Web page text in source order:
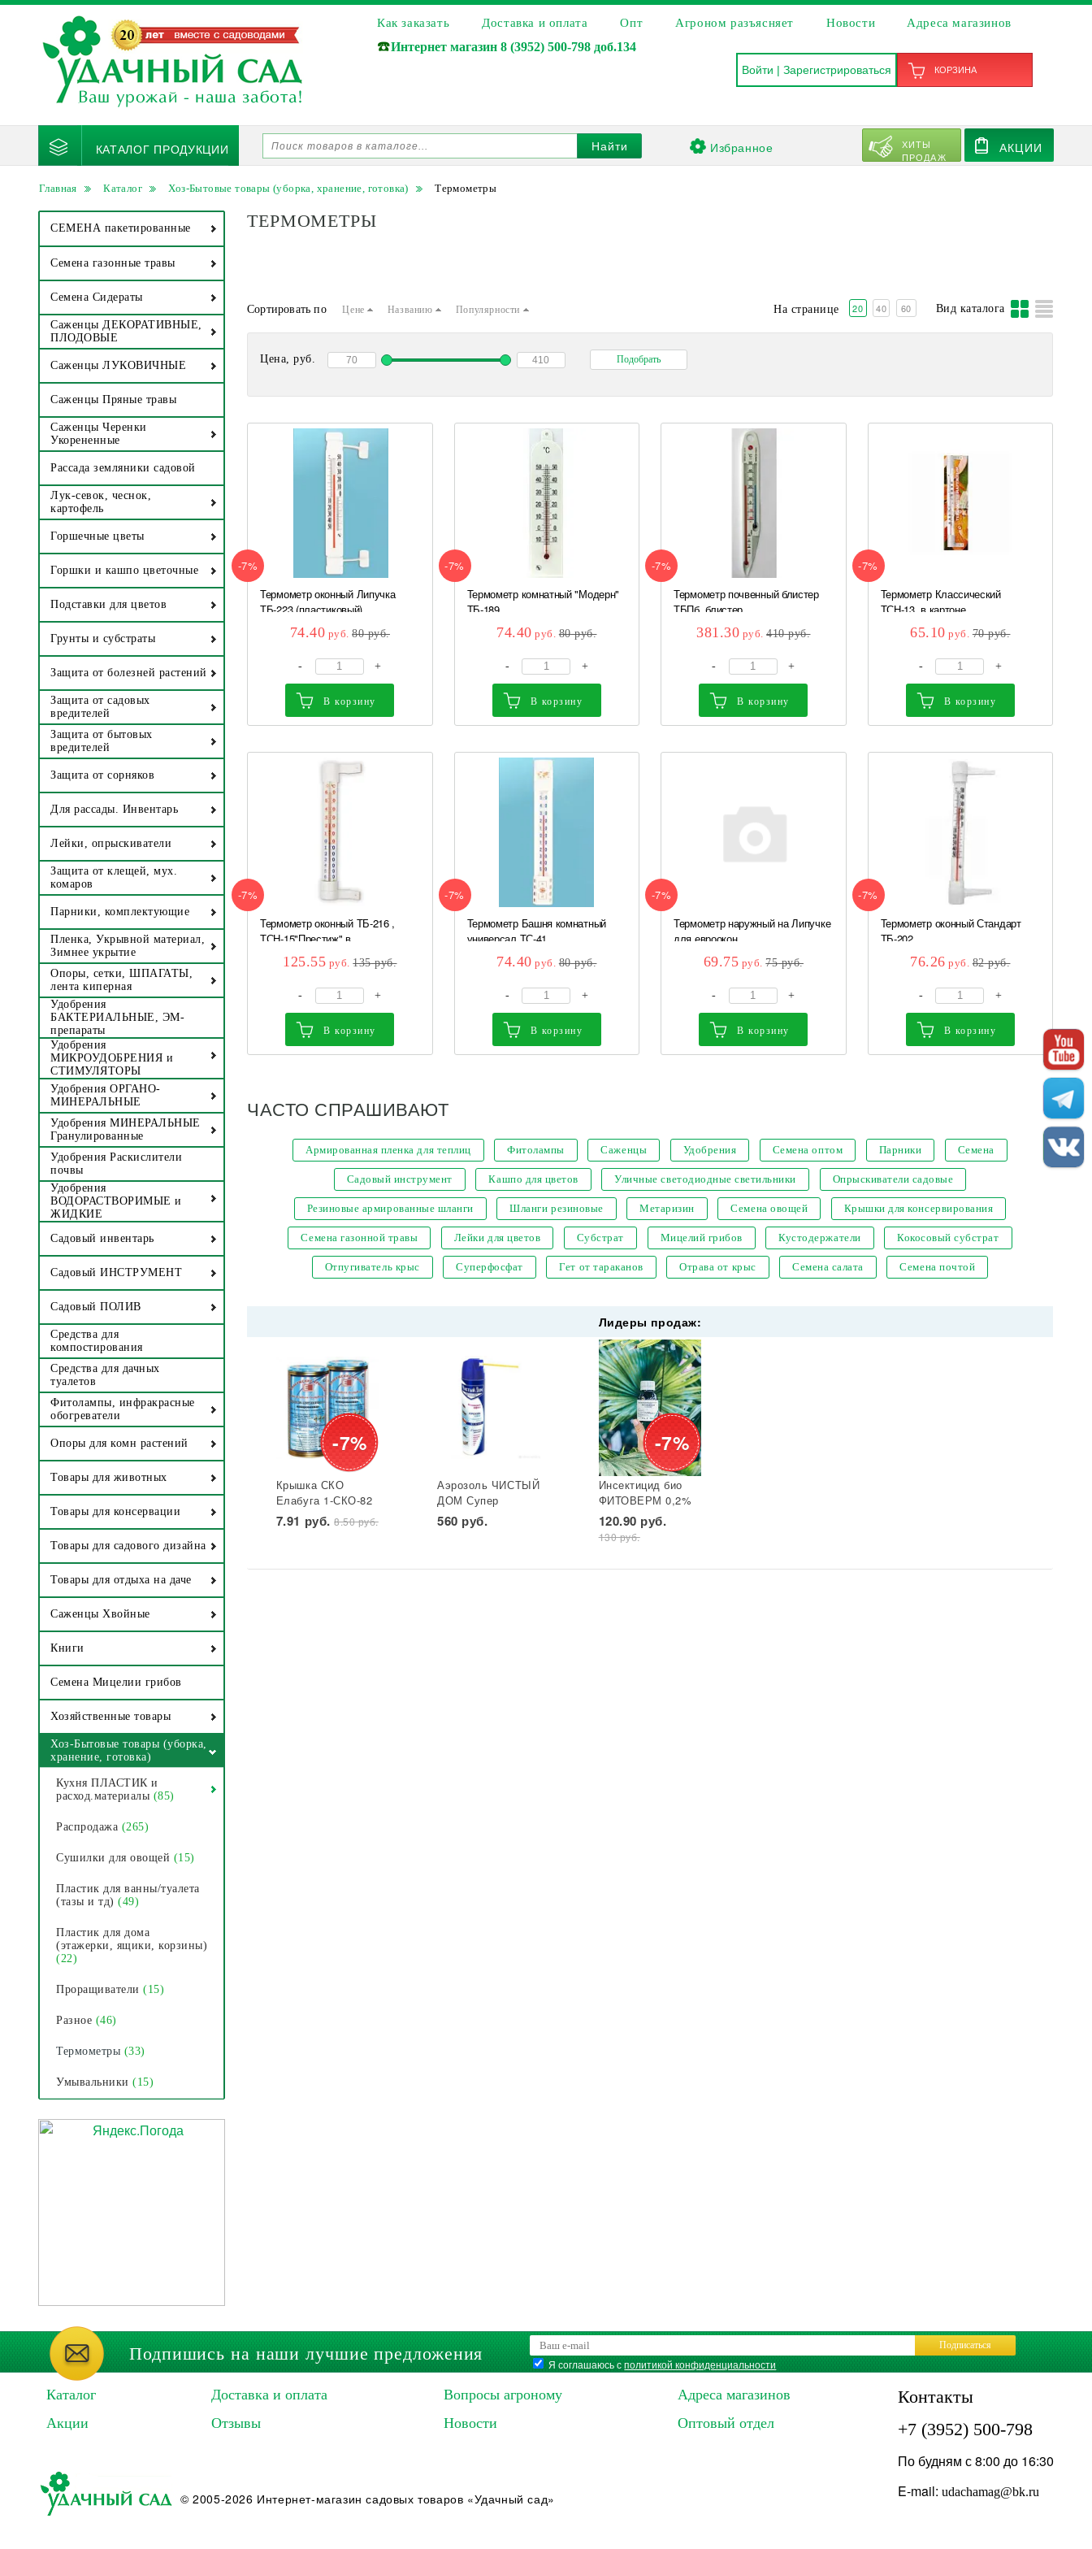
Как заказать Доставка и оплата Опт Агроном разъясняет Новости Адреса магазинов
☎️Интернет магазин 8 (3952) 500-798 доб.134
Войти | Зарегистрироваться КОРЗИНА
КАТАЛОГ ПРОДУКЦИИ Найти Избранное
ХИТЫ
ПРОДАЖ
АКЦИИ
Главная Каталог Хоз-Бытовые товары (уборка, хранение, готовка) Термометры
СЕМЕНА пакетированные
Семена газонные травы
Семена Сидераты
Саженцы ДЕКОРАТИВНЫЕ,
ПЛОДОВЫЕ
Саженцы ЛУКОВИЧНЫЕ
Саженцы Пряные травы
Саженцы Черенки
Укорененные
Рассада земляники садовой
Лук-севок, чеснок,
картофель
Горшечные цветы
Горшки и кашпо цветочные
Подставки для цветов
Грунты и субстраты
Защита от болезней растений
Защита от садовых
вредителей
Защита от бытовых
вредителей
Защита от сорняков
Для рассады. Инвентарь
Лейки, опрыскиватели
Защита от клещей, мух.
комаров
Парники, комплектующие
Пленка, Укрывной материал,
Зимнее укрытие
Опоры, сетки, ШПАГАТЫ,
лента киперная
Удобрения
БАКТЕРИАЛЬНЫЕ, ЭМ-
препараты
Удобрения
МИКРОУДОБРЕНИЯ и
СТИМУЛЯТОРЫ
Удобрения ОРГАНО-
МИНЕРАЛЬНЫЕ
Удобрения МИНЕРАЛЬНЫЕ
Гранулированные
Удобрения Раскислители
почвы
Удобрения
ВОДОРАСТВОРИМЫЕ и
ЖИДКИЕ
Садовый инвентарь
Садовый ИНСТРУМЕНТ
Садовый ПОЛИВ
Средства для
компостирования
Средства для дачных
туалетов
Фитолампы, инфракрасные
обогреватели
Опоры для комн растений
Товары для животных
Товары для консервации
Товары для садового дизайна
Товары для отдыха на даче
Саженцы Хвойные
Книги
Семена Мицелии грибов
Хозяйственные товары
Хоз-Бытовые товары (уборка,
хранение, готовка)
Кухня ПЛАСТИК и
расход.материалы (85)
Распродажа (265)
Сушилки для овощей (15)
Пластик для ванны/туалета
(тазы и тд) (49)
Пластик для дома
(этажерки, ящики, корзины)
(22)
Проращиватели (15)
Разное (46)
Термометры (33)
Умывальники (15)
ТЕРМОМЕТРЫ
Сортировать по Цене Названию Популярности На странице 20 40 60 Вид каталога
Цена, руб.
-7%
Термометр оконный Липучка
ТБ-223 (пластиковый)...
74.40 руб. 80руб.
- +
В корзину
-7%
Термометр комнатный "Модерн"
ТБ-189
74.40 руб. 80руб.
- +
В корзину
-7%
Термометр почвенный блистер
ТБПб, блистер
381.30 руб. 410руб.
- +
В корзину
-7%
Термометр Классический
ТСН-13, в картоне
65.10 руб. 70руб.
- +
В корзину
-7%
Термометр оконный ТБ-216 ,
ТСН-15"Престиж" в...
125.55 руб. 135руб.
- +
В корзину
-7%
Термометр Башня комнатный
универсал ТС-41
74.40 руб. 80руб.
- +
В корзину
-7%
Термометр наружный на Липучке
для евроокон...
69.75 руб. 75руб.
- +
В корзину
-7%
Термометр оконный Стандарт
ТБ-202
76.26 руб. 82руб.
- +
В корзину
ЧАСТО СПРАШИВАЮТ
Армированная пленка для теплиц Фитолампы Саженцы Удобрения Семена оптом Парники Семена
Садовый инструмент Кашпо для цветов Уличные светодиодные светильники Опрыскиватели садовые
Резиновые армированные шланги Шланги резиновые Метаризин Семена овощей Крышки для консервирования
Семена газонной травы Лейки для цветов Субстрат Мицелий грибов Кустодержатели Кокосовый субстрат
Отпугиватель крыс Суперфосфат Гет от тараканов Отрава от крыс Семена салата Семена почтой
Лидеры продаж:
-7%
Крышка СКО
Елабуга 1-СКО-82
лакированная
Звезда 1/50/600*
7.91 руб.8.50 руб.
Аэрозоль ЧИСТЫЙ
ДОМ Супер
универ. фл 600 мл
(двойное
560 руб.
-7%
Инсектицид био
ФИТОВЕРМ 0,2%
бут 25 мл ВХ 1/30
120.90 руб.
130 руб.
Подпишись на наши лучшие предложения
Я соглашаюсь сполитикой конфиденциальности
Подписаться
Каталог
Акции
Доставка и оплата
Отзывы
Вопросы агроному
Новости
Адреса магазинов
Оптовый отдел
Контакты
+7 (3952) 500-798
По будням с 8:00 до 16:30
E-mail: udachamag@bk.ru
© 2005-2026 Интернет-магазин садовых товаров «Удачный сад»